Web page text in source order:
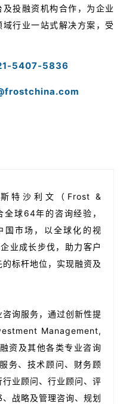
投融资机构合作，为企业
行业一站式解决方案，受
5407-5836
特沙利文
（Frost &
球64年的咨询经验，
国市场，以全球化的视
业成长步伐，助力客户
标杆地位，实现融资及
询服务，通过创新性提
Management,
资及其他各类专业咨询
务、技术顾问、财务顾
业顾问、行业顾问、评
战略及管理咨询、规划